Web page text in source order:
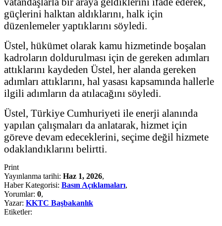
güçlerini halktan aldıklarını, halk için
düzenlemeler yaptıklarını söyledi.
Üstel, hükümet olarak kamu hizmetinde boşalan
kadroların doldurulması için de gereken adımları
attıklarını kaydeden Üstel, her alanda gereken
adımları attıklarını, hal yasası kapsamında hallerle
ilgili adımların da atılacağını söyledi.
Üstel, Türkiye Cumhuriyeti ile enerji alanında
yapılan çalışmaları da anlatarak, hizmet için
göreve devam edeceklerini, seçime değil hizmete
odaklandıklarını belirtti.
Print
Yayınlanma tarihi: Haz 1, 2026,
Haber Kategorisi: Basın Açıklamaları,
Yorumlar: 0,
Yazar: KKTC Başbakanlık
Etiketler: